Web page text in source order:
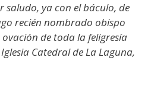
saludo, ya con el báculo, de
recién nombrado obispo
de toda la feligresía
Catedral de La Laguna,